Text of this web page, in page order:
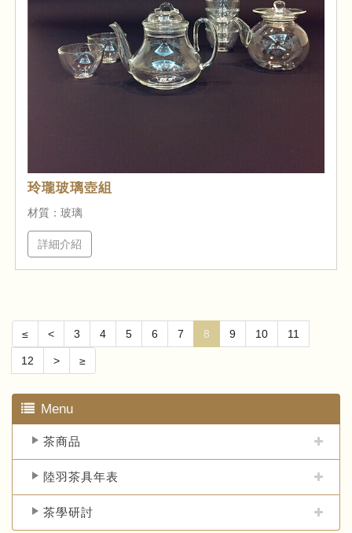
玲瓏玻璃壺組
材質：玻璃
詳細介紹
≤ < 3 4 5 6 7 8 9 10 11
12 > ≥
Menu
茶商品
陸羽茶具年表
茶學研討